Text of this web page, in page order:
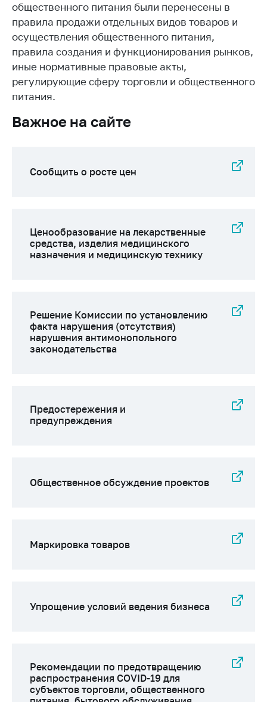
Регулирование
рекламной
деятельности
Международное
сотрудничество
Применение мер
нетарифного
регулирования
деятельность в
Республике
персональных
данных
Личный прием
граждан и юр. лиц
Прямaя телефоннaя
Электронные
обращения
цен на лекарства и
Адрес и режим
Вышестоящий
государственный
орган
общественного питания были перенесены в
правила продажи отдельных видов товаров и
осуществления общественного питания,
правила создания и функционирования рынков,
иные нормативные правовые акты,
регулирующие сферу торговли и общественного
питания.
Важное на сайте
Сообщить о росте цен
Ценообразование на лекарственные
средства, изделия медицинского
назначения и медицинскую технику
Решение Комиссии по установлению
факта нарушения (отсутствия)
нарушения антимонопольного
законодательства
Предостережения и
предупреждения
Общественное обсуждение проектов
Маркировка товаров
Упрощение условий ведения бизнеса
Рекомендации по предотвращению
распространения COVID-19 для
субъектов торговли, общественного